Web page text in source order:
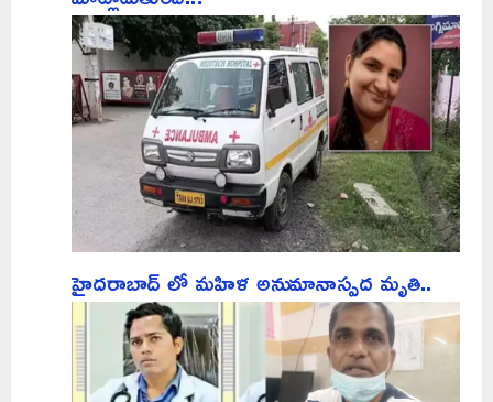
హైదరాబాద్ లో మహిళ అనుమానాస్పద మృతి..